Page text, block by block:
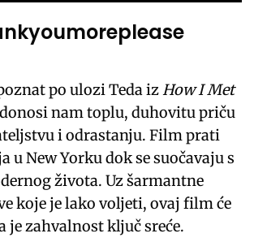
po ulozi Teda izHow I Met
nam toplu, duhovitu priču
i odrastanju. Film prati
u New Yorku dok se suočavaju s
života. Uz šarmantne
koje je lako voljeti, ovaj film će
je zahvalnost ključ sreće.